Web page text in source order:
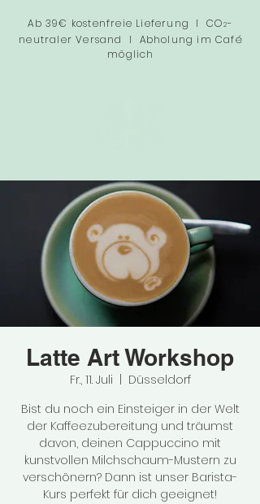
Ab 39€ kostenfreie Lieferung I CO2-
neutraler Versand I Abholung im Café
möglich
Latte Art Workshop
Fr., 11. Juli
Düsseldorf
Bist du noch ein Einsteiger in der Welt
der Kaffeezubereitung und träumst
davon, deinen Cappuccino mit
kunstvollen Milchschaum-Mustern zu
verschönern? Dann ist unser Barista-
Kurs perfekt für dich geeignet!